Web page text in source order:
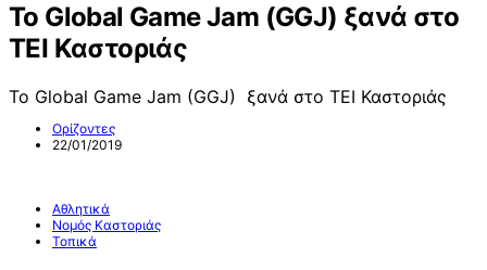
Το Global Game Jam (GGJ) ξανά στο
ΤΕΙ Καστοριάς
Το Global Game Jam (GGJ) ξανά στο ΤΕΙ Καστοριάς
Ορίζοντες
22/01/2019
Αθλητικά
Νομός Καστοριάς
Τοπικά